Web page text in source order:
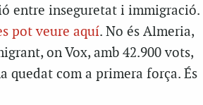
entre inseguretat i immigració.
pot veure aquí. No és Almeria,
on Vox, amb 42.900 vots,
quedat com a primera força. És